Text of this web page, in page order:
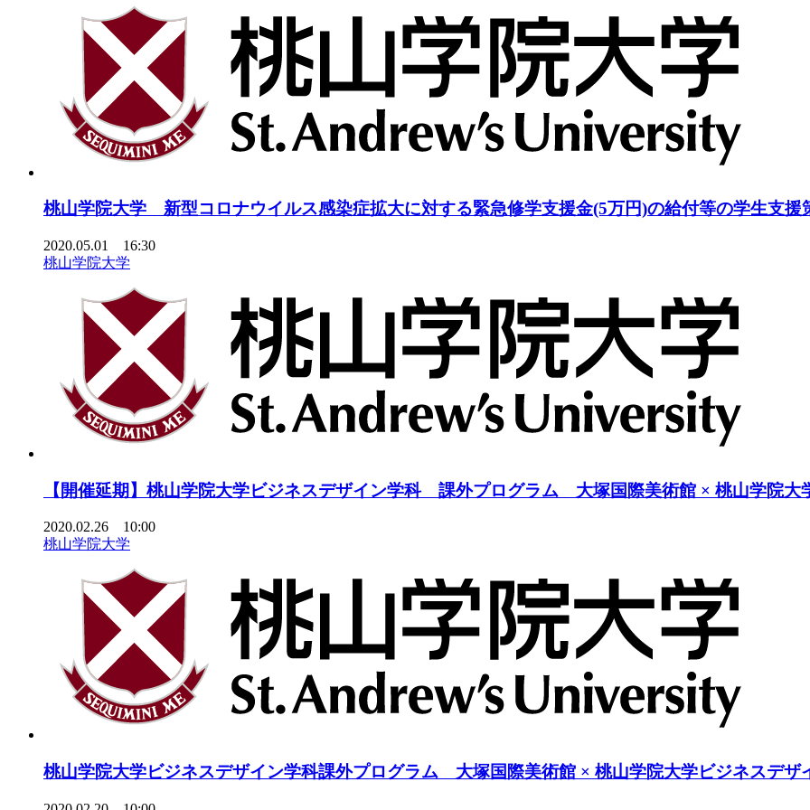
桃山学院大学 新型コロナウイルス感染症拡大に対する緊急修学支援金(5万円)の給付等の学生支援
2020.05.01 16:30
桃山学院大学
【開催延期】桃山学院大学ビジネスデザイン学科 課外プログラム 大塚国際美術館 × 桃山学院大
2020.02.26 10:00
桃山学院大学
桃山学院大学ビジネスデザイン学科課外プログラム 大塚国際美術館 × 桃山学院大学ビジネスデザ